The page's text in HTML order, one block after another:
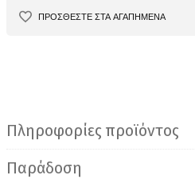
ΠΡΟΣΘΕΣΤΕ ΣΤΑ ΑΓΑΠΗΜΕΝΑ
Πληροφορίες προϊόντος
Παράδοση